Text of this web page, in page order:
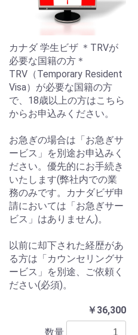
カナダ 学生ビザ ＊TRVが
必要な国籍の方＊
TRV（Temporary Resident
Visa）が必要な国籍の方
で、18歳以上の方はこちら
からお申込みください。
お急ぎの場合は「お急ぎサ
ービス」を別途お申込みく
ださい。優先的にお手続き
いたします(弊社内での業
務のみです。カナダビザ申
請においては「お急ぎサー
ビス」はありません)。
以前に却下された経歴があ
る方は「カウンセリングサ
ービス」を別途、ご依頼く
ださい(必須)。
￥36,300
数量